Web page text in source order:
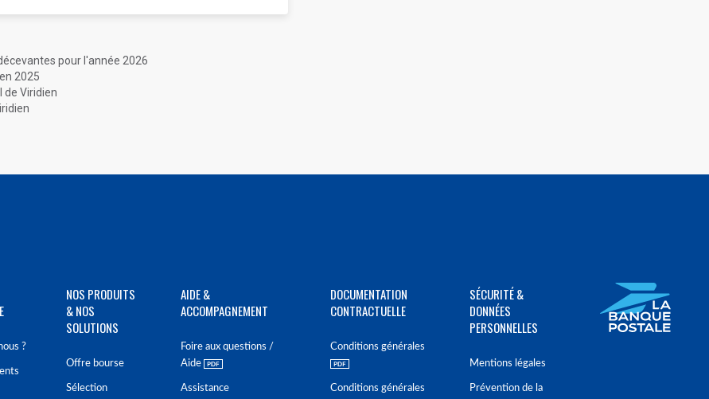
pour l'année 2026
2025
de Viridien
?
NOS PRODUITS
& NOS
SOLUTIONS
Offre bourse
Sélection
AIDE &
ACCOMPAGNEMENT
Foire aux questions /
Aide
Assistance
DOCUMENTATION
CONTRACTUELLE
Conditions générales
Conditions générales
SÉCURITÉ &
DONNÉES
PERSONNELLES
Mentions légales
Prévention de la